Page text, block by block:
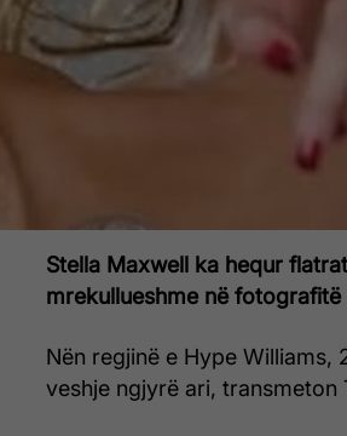
Stella Maxwell ka hequr
mrekullueshme në
Nën regjinë e Hype
veshje ngjyrë ari, transmeton